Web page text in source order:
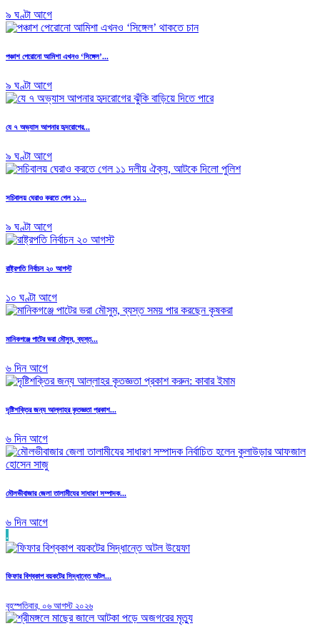
৯ ঘণ্টা আগে
পঞ্চাশ পেরোনো আমিশা এখনও ‘সিঙ্গেল’...
৯ ঘণ্টা আগে
যে ৭ অভ্যাস আপনার হৃদরোগের...
৯ ঘণ্টা আগে
সচিবালয় ঘেরাও করতে গেল ১১...
৯ ঘণ্টা আগে
রাষ্ট্রপতি নির্বাচন ২০ আগস্ট
১০ ঘণ্টা আগে
মানিকগঞ্জে পাটের ভরা মৌসুম, ব্যস্ত...
৬ দিন আগে
দৃষ্টিশক্তির জন্য আল্লাহর কৃতজ্ঞতা প্রকাশ...
৬ দিন আগে
মৌলভীবাজার জেলা তালামীযের সাধারণ সম্পাদক...
৬ দিন আগে
.
ফিফার বিশ্বকাপ বয়কটের সিদ্ধান্তে অটল...
বৃহস্পতিবার, ০৬ আগস্ট ২০২৬